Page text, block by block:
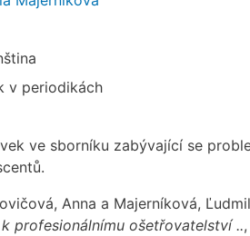
v periodikách
ve sborníku zabývající se
Anna a Majerníková,
profesionálnímu ošetřovatelství ..